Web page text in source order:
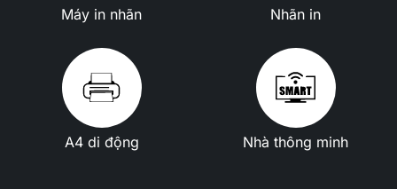
Máy in nhãn Nhãn in
A4 di động Nhà thông minh